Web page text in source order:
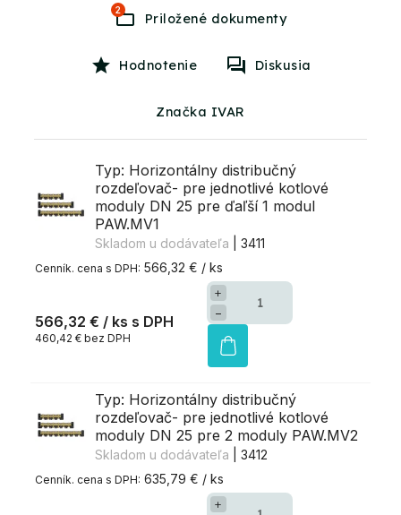
2
Hodnotenie Diskusia
Značka IVAR
Typ: Horizontálny distribučný
rozdeľovač- pre jednotlivé kotlové
moduly DN 25 pre ďaľší 1 modul
PAW.MV1
Skladom u dodávateľa
| 3411
566,32 € / ks
566,32 € / ks
460,42 € bez DPH
+
−
Typ: Horizontálny distribučný
rozdeľovač- pre jednotlivé kotlové
moduly DN 25 pre 2 moduly PAW.MV2
Skladom u dodávateľa
| 3412
635,79 € / ks
+